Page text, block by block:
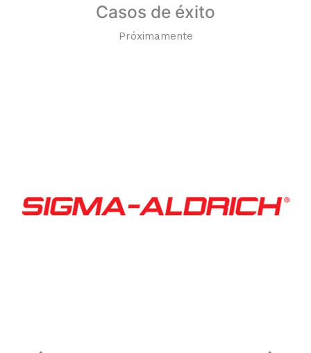
Casos de éxito
Próximamente